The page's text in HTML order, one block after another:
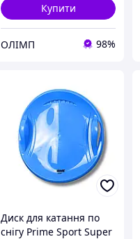
Купити
ОЛІМП 98%
Диск для катання по
снігу Prime Sport Super